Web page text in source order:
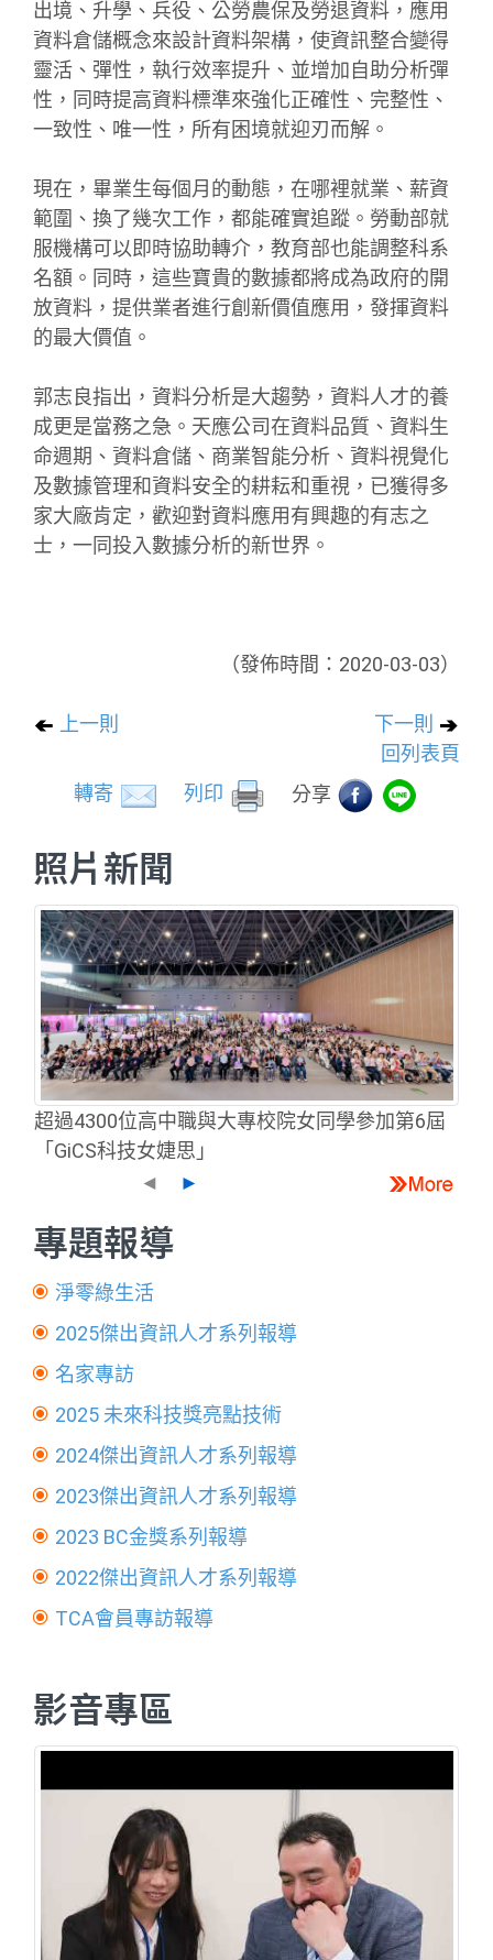
出境、升學、兵役、公勞農保及勞退資料，應用
資料倉儲概念來設計資料架構，使資訊整合變得
靈活、彈性，執行效率提升、並增加自助分析彈
性，同時提高資料標準來強化正確性、完整性、
一致性、唯一性，所有困境就迎刃而解。
現在，畢業生每個月的動態，在哪裡就業、薪資
範圍、換了幾次工作，都能確實追蹤。勞動部就
服機構可以即時協助轉介，教育部也能調整科系
名額。同時，這些寶貴的數據都將成為政府的開
放資料，提供業者進行創新價值應用，發揮資料
的最大價值。
郭志良指出，資料分析是大趨勢，資料人才的養
成更是當務之急。天應公司在資料品質、資料生
命週期、資料倉儲、商業智能分析、資料視覺化
及數據管理和資料安全的耕耘和重視，已獲得多
家大廠肯定，歡迎對資料應用有興趣的有志之
士，一同投入數據分析的新世界。
（發佈時間：2020-03-03）
上一則
下一則
回列表頁
轉寄
列印 分享
照片新聞
超過4300位高中職與大專校院女同學參加第6屆
「GiCS科技女婕思」
◄
►
專題報導
淨零綠生活
2025傑出資訊人才系列報導
名家專訪
2025 未來科技獎亮點技術
2024傑出資訊人才系列報導
2023傑出資訊人才系列報導
2023 BC金獎系列報導
2022傑出資訊人才系列報導
TCA會員專訪報導
影音專區